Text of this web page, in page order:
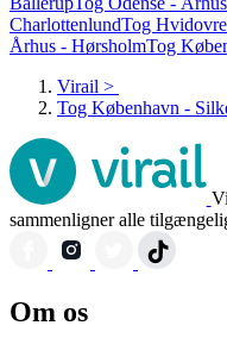
CharlottenlundTog
Århus - HørsholmTog
Virail >
Tog København -
sammenligner alle
Om os